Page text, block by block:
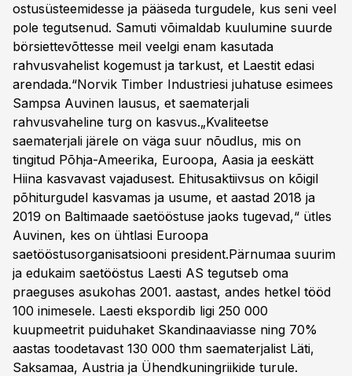
ostusüsteemidesse ja pääseda turgudele, kus seni veel
pole tegutsenud. Samuti võimaldab kuulumine suurde
börsiettevõttesse meil veelgi enam kasutada
rahvusvahelist kogemust ja tarkust, et Laestit edasi
arendada.“Norvik Timber Industriesi juhatuse esimees
Sampsa Auvinen lausus, et saematerjali
rahvusvaheline turg on kasvus.„Kvaliteetse
saematerjali järele on väga suur nõudlus, mis on
tingitud Põhja-Ameerika, Euroopa, Aasia ja eeskätt
Hiina kasvavast vajadusest. Ehitusaktiivsus on kõigil
põhiturgudel kasvamas ja usume, et aastad 2018 ja
2019 on Baltimaade saetööstuse jaoks tugevad,“ ütles
Auvinen, kes on ühtlasi Euroopa
saetööstusorganisatsiooni president.Pärnumaa suurim
ja edukaim saetööstus Laesti AS tegutseb oma
praeguses asukohas 2001. aastast, andes hetkel tööd
100 inimesele. Laesti ekspordib ligi 250 000
kuupmeetrit puiduhaket Skandinaaviasse ning 70%
aastas toodetavast 130 000 thm saematerjalist Läti,
Saksamaa, Austria ja Ühendkuningriikide turule.